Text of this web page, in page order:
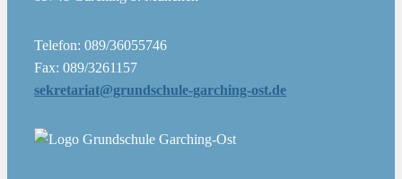
Telefon: 089/36055746
Fax: 089/3261157
sekretariat@grundschule-garching-ost.de